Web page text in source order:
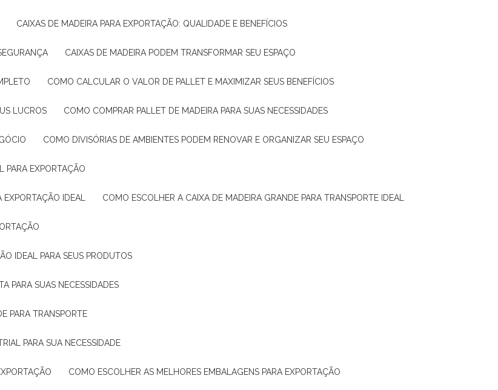
CAIXAS DE MADEIRA PARA EXPORTAÇÃO: QUALIDADE E BENEFÍCIOS
CAIXAS DE MADEIRA PODEM TRANSFORMAR SEU ESPAÇO
COMO CALCULAR O VALOR DE PALLET E MAXIMIZAR SEUS BENEFÍCIOS
LUCROS COMO COMPRAR PALLET DE MADEIRA PARA SUAS NECESSIDADES
COMO DIVISÓRIAS DE AMBIENTES PODEM RENOVAR E ORGANIZAR SEU ESPAÇO
PARA EXPORTAÇÃO
IDEAL COMO ESCOLHER A CAIXA DE MADEIRA GRANDE PARA TRANSPORTE IDEAL
IDEAL PARA SEUS PRODUTOS
PARA SUAS NECESSIDADES
PARA TRANSPORTE
PARA SUA NECESSIDADE
COMO ESCOLHER AS MELHORES EMBALAGENS PARA EXPORTAÇÃO